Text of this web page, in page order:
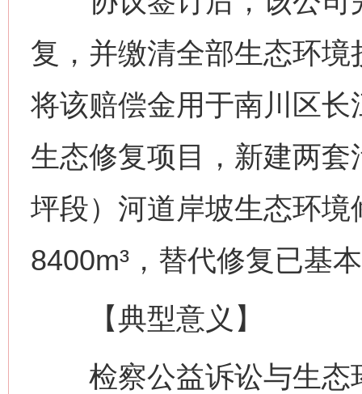
复，并缴清全部生态环
将该赔偿金用于南川区
生态修复项目，新建两
坪段）河道岸坡生态环
8400m³，替代修复已基
【典型意义】
检察公益诉讼与生态